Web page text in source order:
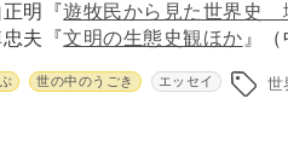
明『遊牧民から見た世界史
夫『文明の生態史観ほか 』
世の中のうごき エッセイ 世